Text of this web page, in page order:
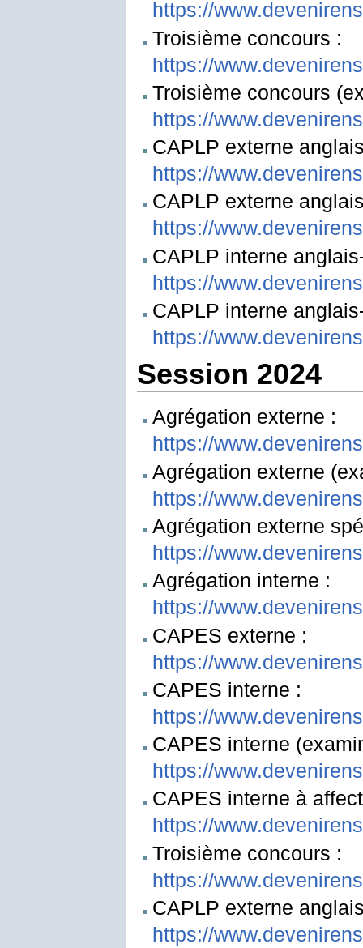
https://
Troisième concours :
https://
Troisième concours
https://
CAPLP externe
https://
CAPLP externe
https://
CAPLP interne
https://
CAPLP interne
https://
Session 2024
Agrégation externe :
https://
Agrégation externe
https://
Agrégation externe
https://
Agrégation interne :
https://
CAPES externe :
https://
CAPES interne :
https://
CAPES interne
https://
CAPES interne à
https://
Troisième concours :
https://
CAPLP externe
https://